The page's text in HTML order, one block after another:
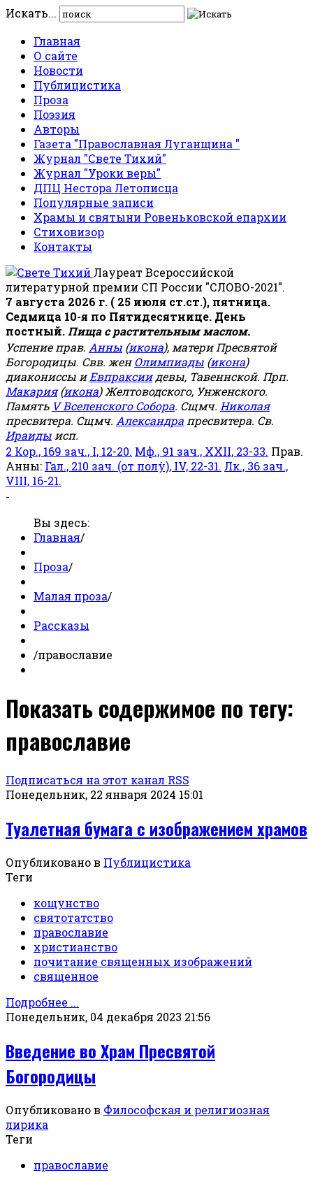
Искать...
Главная
О сайте
Новости
Публицистика
Проза
Поэзия
Авторы
Газета "Православная Луганщина "
Журнал "Свете Тихий"
Журнал "Уроки веры"
ДПЦ Нестора Летописца
Популярные записи
Храмы и святыни Ровеньковской епархии
Стиховизор
Контакты
Лауреат Всероссийской
литературной премии СП России "СЛОВО-2021".
7 августа 2026 г. ( 25 июля ст.ст.), пятница.
Седмица 10-я по Пятидесятнице. День
постный. Пища с растительным маслом.
Успение прав. Анны (икона), матери Пресвятой
Богородицы. Свв. женОлимпиады (икона)
диакониссы иЕвпраксиидевы, Тавеннской. Прп.
Макария(икона) Желтоводского, Унженского.
Память V Вселенского Собора. Сщмч. Николая
пресвитера. Сщмч. Александра пресвитера. Св.
Ираиды исп.
2 Кор., 169 зач., I, 12-20. Мф., 91 зач., XXII, 23-33. Прав.
Анны: Гал., 210 зач. (от полу́), IV, 22-31. Лк., 36 зач.,
VIII, 16-21.
-
Вы здесь:
Главная/
Проза/
Малая проза/
Рассказы
/православие
Показать содержимое по тегу:
православие
Подписаться на этот канал RSS
Понедельник, 22 января 2024 15:01
Туалетная бумага с изображением храмов
Опубликовано в Публицистика
Теги
кощунство
святотатство
православие
христианство
почитание священных изображений
священное
Подробнее ...
Понедельник, 04 декабря 2023 21:56
Введение во Храм Пресвятой
Богородицы
Опубликовано в Философская и религиозная
лирика
Теги
православие